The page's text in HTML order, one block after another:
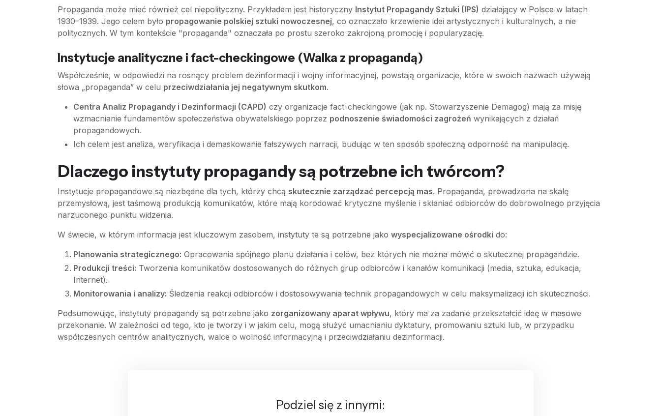
Propaganda może mieć również cel niepolityczny. Przykładem jest historyczny Instytut Propagandy Sztuki (IPS) działający w Polsce w latach
1930–1939. Jego celem było propagowanie polskiej sztuki nowoczesnej, co oznaczało krzewienie idei artystycznych i kulturalnych, a nie
politycznych. W tym kontekście "propaganda" oznaczała po prostu szeroko zakrojoną promocję i popularyzację.
Instytucje analityczne i fact-checkingowe (Walka z propagandą)
Współcześnie, w odpowiedzi na rosnący problem dezinformacji i wojny informacyjnej, powstają organizacje, które w swoich nazwach używają
słowa „propaganda” w celu przeciwdziałania jej negatywnym skutkom.
Centra Analiz Propagandy i Dezinformacji (CAPD) czy organizacje fact-checkingowe (jak np. Stowarzyszenie Demagog) mają za misję
wzmacnianie fundamentów społeczeństwa obywatelskiego poprzez podnoszenie świadomości zagrożeń wynikających z działań
propagandowych.
Ich celem jest analiza, weryfikacja i demaskowanie fałszywych narracji, budując w ten sposób społeczną odporność na manipulację.
Dlaczego instytuty propagandy są potrzebne ich twórcom?
Instytucje propagandowe są niezbędne dla tych, którzy chcą skutecznie zarządzać percepcją mas. Propaganda, prowadzona na skalę
przemysłową, jest taśmową produkcją komunikatów, które mają korodować krytyczne myślenie i skłaniać odbiorców do dobrowolnego przyjęcia
narzuconego punktu widzenia.
W świecie, w którym informacja jest kluczowym zasobem, instytuty te są potrzebne jako wyspecjalizowane ośrodki do:
Planowania strategicznego: Opracowania spójnego planu działania i celów, bez których nie można mówić o skutecznej propagandzie.
Produkcji treści: Tworzenia komunikatów dostosowanych do różnych grup odbiorców i kanałów komunikacji (media, sztuka, edukacja,
Internet).
Monitorowania i analizy: Śledzenia reakcji odbiorców i dostosowywania technik propagandowych w celu maksymalizacji ich skuteczności.
Podsumowując, instytuty propagandy są potrzebne jako zorganizowany aparat wpływu, który ma za zadanie przekształcić ideę w masowe
przekonanie. W zależności od tego, kto je tworzy i w jakim celu, mogą służyć umacnianiu dyktatury, promowaniu sztuki lub, w przypadku
współczesnych centrów analitycznych, walce o wolność informacyjną i przeciwdziałaniu dezinformacji.
Podziel się z innymi: